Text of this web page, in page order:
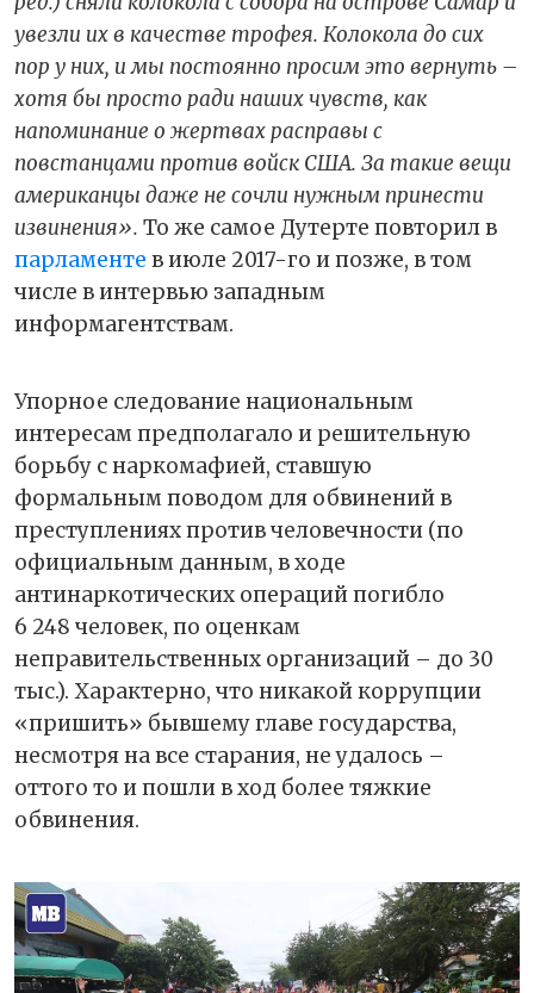
увезли их в качестве трофея. Колокола до сих
пор у них, и мы постоянно просим это вернуть –
хотя бы просто ради наших чувств, как
напоминание о жертвах расправы с
повстанцами против войск США. За такие вещи
американцы даже не сочли нужным принести
извинения». То же самое Дутерте повторил в
парламенте в июле 2017-го и позже, в том
числе в интервью западным
информагентствам.
Упорное следование национальным
интересам предполагало и решительную
борьбу с наркомафией, ставшую
формальным поводом для обвинений в
преступлениях против человечности (по
официальным данным, в ходе
антинаркотических операций погибло
6 248 человек, по оценкам
неправительственных организаций – до 30
тыс.). Характерно, что никакой коррупции
«пришить» бывшему главе государства,
несмотря на все старания, не удалось –
оттого то и пошли в ход более тяжкие
обвинения.